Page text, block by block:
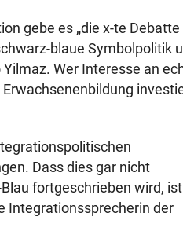
gebe es „die x-te Debatte
blaue Symbolpolitik
Wer Interesse an
Dass dies gar nicht
fortgeschrieben wird,
Integrationssprecherin der